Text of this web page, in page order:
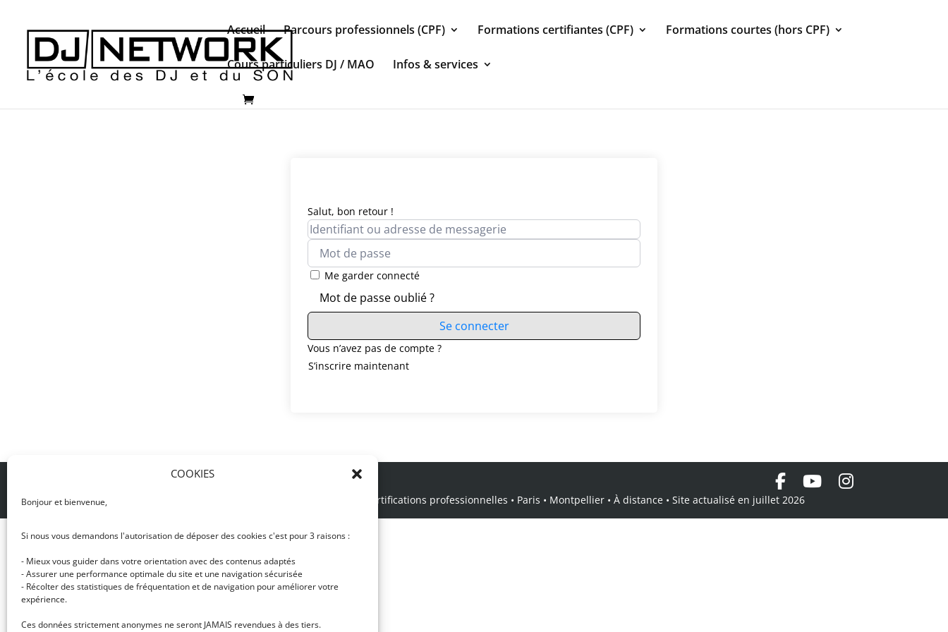
COOKIES
Bonjour et bienvenue,
Si nous vous demandons l'autorisation de déposer des cookies c'est pour 3 raisons :
- Mieux vous guider dans votre orientation avec des contenus adaptés
- Assurer une performance optimale du site et une navigation sécurisée
- Récolter des statistiques de fréquentation et de navigation pour améliorer votre
expérience.
Ces données strictement anonymes ne seront JAMAIS revendues à des tiers.
Accueil Parcours professionnels (CPF) Formations certifiantes (CPF) Formations courtes (hors CPF)
Cours particuliers DJ / MAO Infos & services
Salut, bon retour !
Me garder connecté
Mot de passe oublié ?
Se connecter
Vous n’avez pas de compte ?
S’inscrire maintenant
© DJ NETWORK • École de DJ et de production musicale • Certifications professionnelles • Paris • Montpellier • À distance • Site actualisé en juillet 2026